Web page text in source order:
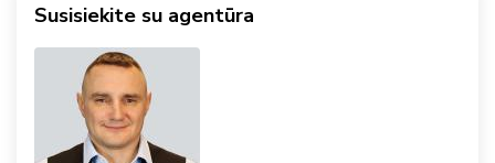
Susisiekite su agentūra